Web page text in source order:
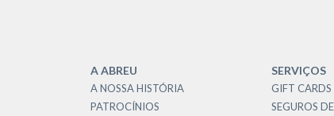
A ABREU
A NOSSA HISTÓRIA
PATROCÍNIOS
SERVIÇOS
GIFT CARDS
SEGUROS